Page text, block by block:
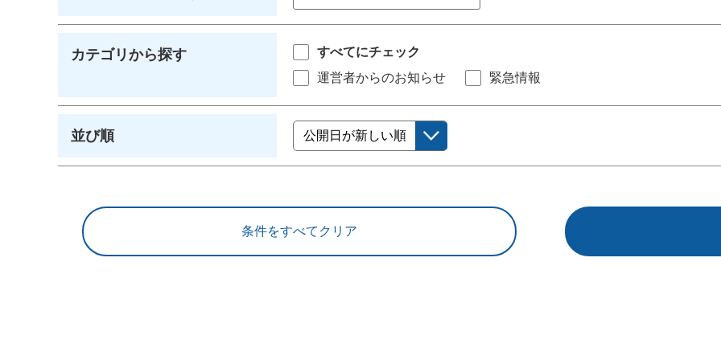
カテゴリから探す
すべてにチェック
運営者からのお知らせ
緊急情報
並び順